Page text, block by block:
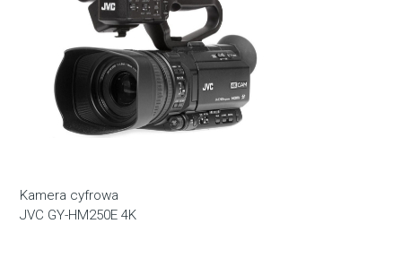
Kamera cyfrowa
JVC GY-HM250E 4K